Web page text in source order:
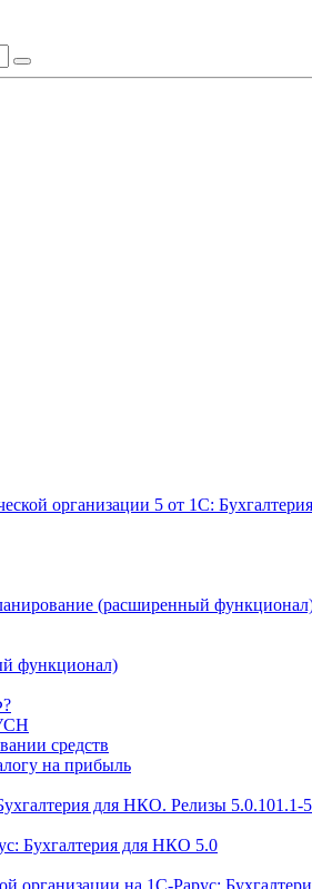
организации 5 от 1С:
(расширенный
функционал)
средств
на прибыль
для НКО. Релизы 5.0.101.1-
Бухгалтерия для НКО 5.0
организации на 1С-Рарус: